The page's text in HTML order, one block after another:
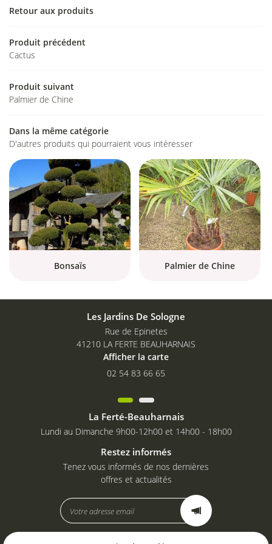
Denis en Val
sélection
Avis
Contact
Rejoignez-
Retour aux produits
Produit précédent
Cactus
Produit suivant
Palmier de Chine
Dans la même catégorie
D'autres produits qui pourraient vous intéresser
Bonsaïs Palmier de Chine
Les Jardins De Sologne
Rue de Epinetes
41210 LA FERTE BEAUHARNAIS
Afficher la carte
02 54 83 66 65
La Ferté-Beauharnais
Lundi au Dimanche 9h00-12h00 et 14h00 - 18h00
Restez informés
Tenez vous informés de nos dernières
offres et actualités